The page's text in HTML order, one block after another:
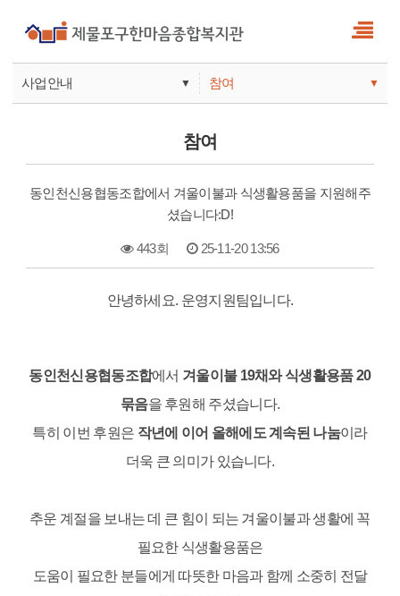
사업안내 ▼
기관안내
참여 ▼
서비스
참여
참여
동인천신용협동조합에서 겨울이불과 식생활용품을 지원해주
셨습니다:D!
443회 25-11-20 13:56
안녕하세요. 운영지원팀입니다.
동인천신용협동조합에서 겨울이불 19채와 식생활용품 20
묶음을 후원해 주셨습니다.
특히 이번 후원은 작년에 이어 올해에도 계속된 나눔이라
더욱 큰 의미가 있습니다.
추운 계절을 보내는 데 큰 힘이 되는 겨울이불과 생활에 꼭
필요한 식생활용품은
도움이 필요한 분들에게 따뜻한 마음과 함께 소중히 전달